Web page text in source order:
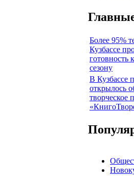
Более 95%
Кузбассе
готовность
сезону
В Кузбассе
открылось
творческое